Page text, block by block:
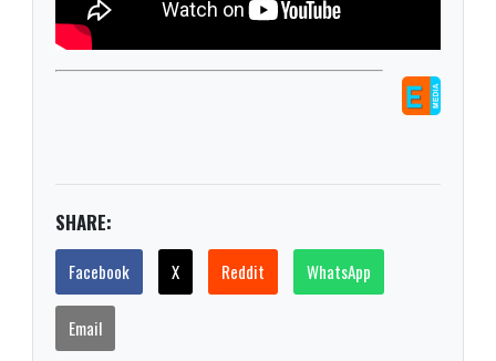
SHARE:
Facebook X Reddit WhatsApp
Email